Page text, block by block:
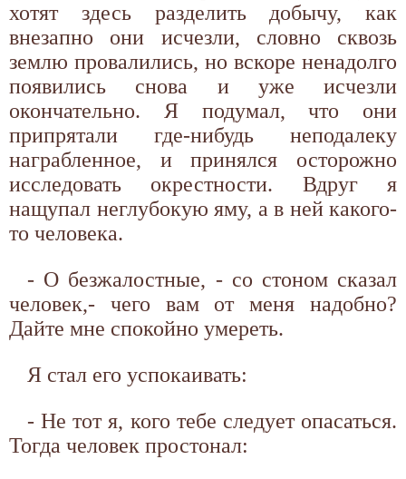
хотят здесь разделить добычу, как
внезапно они исчезли, словно сквозь
землю провалились, но вскоре ненадолго
появились снова и уже исчезли
окончательно. Я подумал, что они
припрятали где-нибудь неподалеку
награбленное, и принялся осторожно
исследовать окрестности. Вдруг я
нащупал неглубокую яму, а в ней какого-
то человека.
- О безжалостные, - со стоном сказал
человек,- чего вам от меня надобно?
Дайте мне спокойно умереть.
Я стал его успокаивать:
- Не тот я, кого тебе следует опасаться.
Тогда человек простонал: